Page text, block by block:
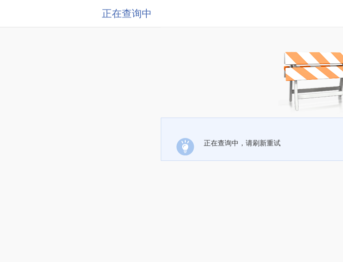
正在查询中
正在查询中，请刷新重试